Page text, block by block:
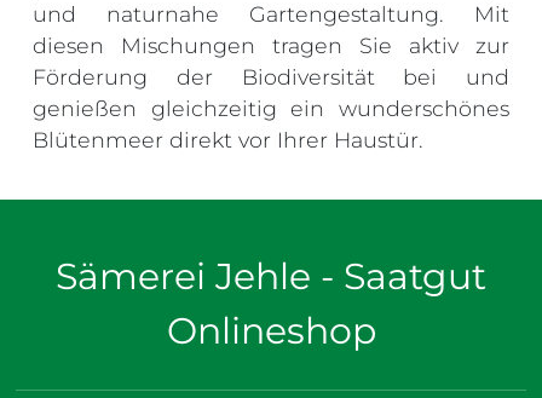
und naturnahe Gartengestaltung. Mit
diesen Mischungen tragen Sie aktiv zur
Förderung der Biodiversität bei und
genießen gleichzeitig ein wunderschönes
Blütenmeer direkt vor Ihrer Haustür.
Sämerei Jehle - Saatgut
Onlineshop